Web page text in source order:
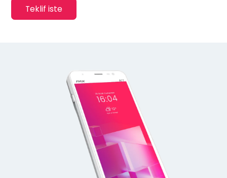
Teklif iste